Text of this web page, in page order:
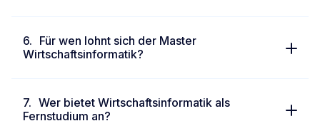
Für wen lohnt sich der Master
Wirtschaftsinformatik?
Wer bietet Wirtschaftsinformatik als
Fernstudium an?